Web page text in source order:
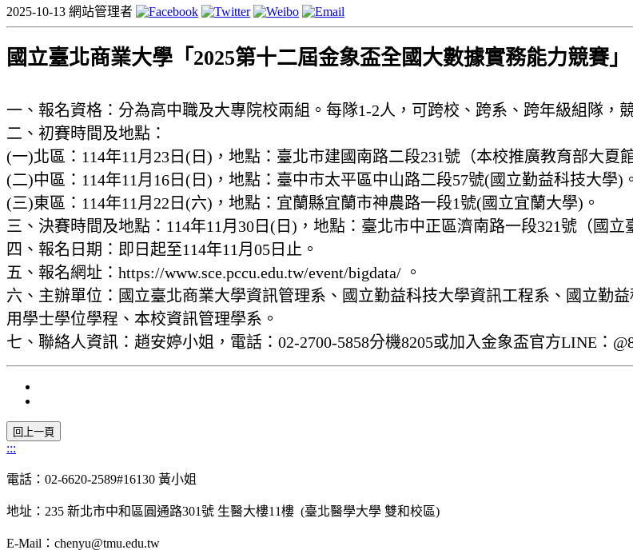
2025-10-13 網站管理者
國立臺北商業大學「2025第十二屆金象盃全國大數據實務能力競賽」
一、報名資格：分為高中職及大專院校兩組。每隊1-2人，可跨校、跨系、跨年級組隊，
二、初賽時間及地點：
(一)北區：114年11月23日(日)，地點：臺北市建國南路二段231號（本校推廣教育部大夏
(二)中區：114年11月16日(日)，地點：臺中市太平區中山路二段57號(國立勤益科技大學)。
(三)東區：114年11月22日(六)，地點：宜蘭縣宜蘭市神農路一段1號(國立宜蘭大學)。
三、決賽時間及地點：114年11月30日(日)，地點：臺北市中正區濟南路一段321號（國立
四、報名日期：即日起至114年11月05日止。
五、報名網址：https://www.sce.pccu.edu.tw/event/bigdata/ 。
六、主辦單位：國立臺北商業大學資訊管理系、國立勤益科技大學資訊工程系、國立勤
用學士學位學程、本校資訊管理學系。
七、聯絡人資訊：趙安婷小姐，電話：02-2700-5858分機8205或加入金象盃官方LINE：
:::
電話：02-6620-2589#16130 黃小姐
地址：235 新北市中和區圓通路301號 生醫大樓11樓 (臺北醫學大學 雙和校區)
E-Mail：chenyu@tmu.edu.tw